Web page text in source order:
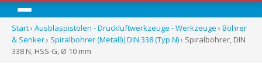
Menü
Start› Ausblaspistolen - Druckluftwerkzeuge - Werkzeuge › Bohrer
& Senker› Spiralbohrer (Metall)|DIN 338 (Typ N)› Spiralbohrer, DIN
338 N, HSS-G, Ø 10 mm